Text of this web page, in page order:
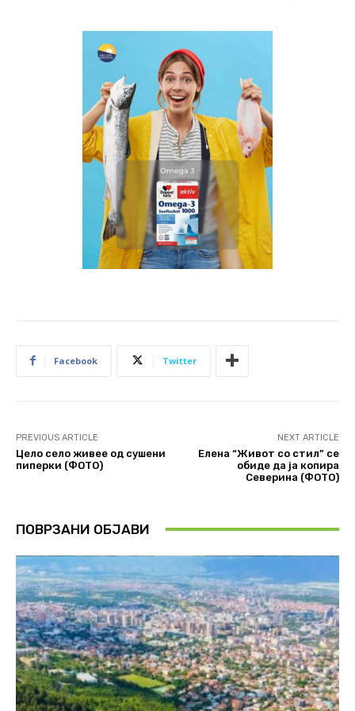
Facebook Twitter
PREVIOUS ARTICLE
Цело село живее од сушени
пиперки (ФОТО)
NEXT ARTICLE
Елена “Живот со стил” се
обиде да ја копира
Северина (ФОТО)
ПОВРЗАНИ ОБЈАВИ